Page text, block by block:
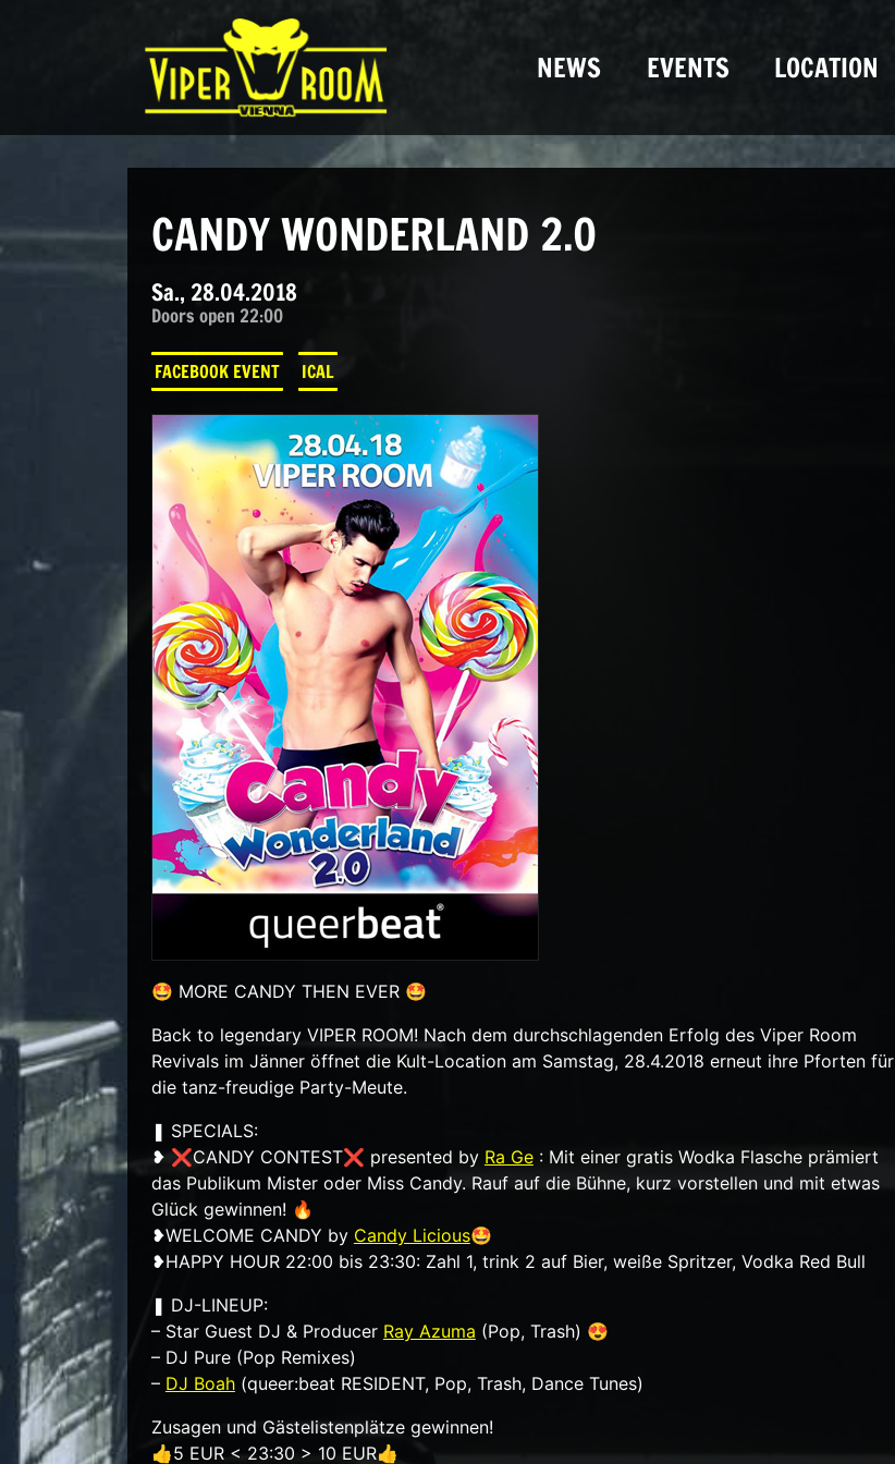
Hauptnavigation NEWS EVENTS LOCATION
CANDY WONDERLAND 2.0
Sa., 28.04.2018
Doors open 22:00
FACEBOOK EVENT ICAL
🤩 MORE CANDY THEN EVER 🤩
Back to legendary VIPER ROOM! Nach dem durchschlagenden Erfolg des Viper Room
Revivals im Jänner öffnet die Kult-Location am Samstag, 28.4.2018 erneut ihre Pforten für
die tanz-freudige Party-Meute.
❚ SPECIALS:
❥ ❌CANDY CONTEST❌ presented by Ra Ge: Mit einer gratis Wodka Flasche prämiert
das Publikum Mister oder Miss Candy. Rauf auf die Bühne, kurz vorstellen und mit etwas
Glück gewinnen! 🔥
❥WELCOME CANDY by Candy Licious🤩
❥HAPPY HOUR 22:00 bis 23:30: Zahl 1, trink 2 auf Bier, weiße Spritzer, Vodka Red Bull
❚ DJ-LINEUP:
– Star Guest DJ & Producer Ray Azuma (Pop, Trash) 😍
– DJ Pure (Pop Remixes)
– DJ Boah(queer:beat RESIDENT, Pop, Trash, Dance Tunes)
Zusagen und Gästelistenplätze gewinnen!
👍5 EUR < 23:30 > 10 EUR👍